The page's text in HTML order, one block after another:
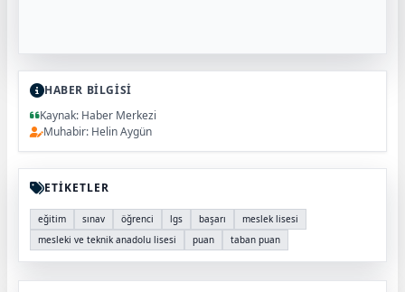
HABER BİLGİSİ
Kaynak: Haber Merkezi
Muhabir: Helin Aygün
ETİKETLER
eğitim sınav öğrenci lgs başarı
meslek lisesi
mesleki ve teknik anadolu lisesi
puan taban puan